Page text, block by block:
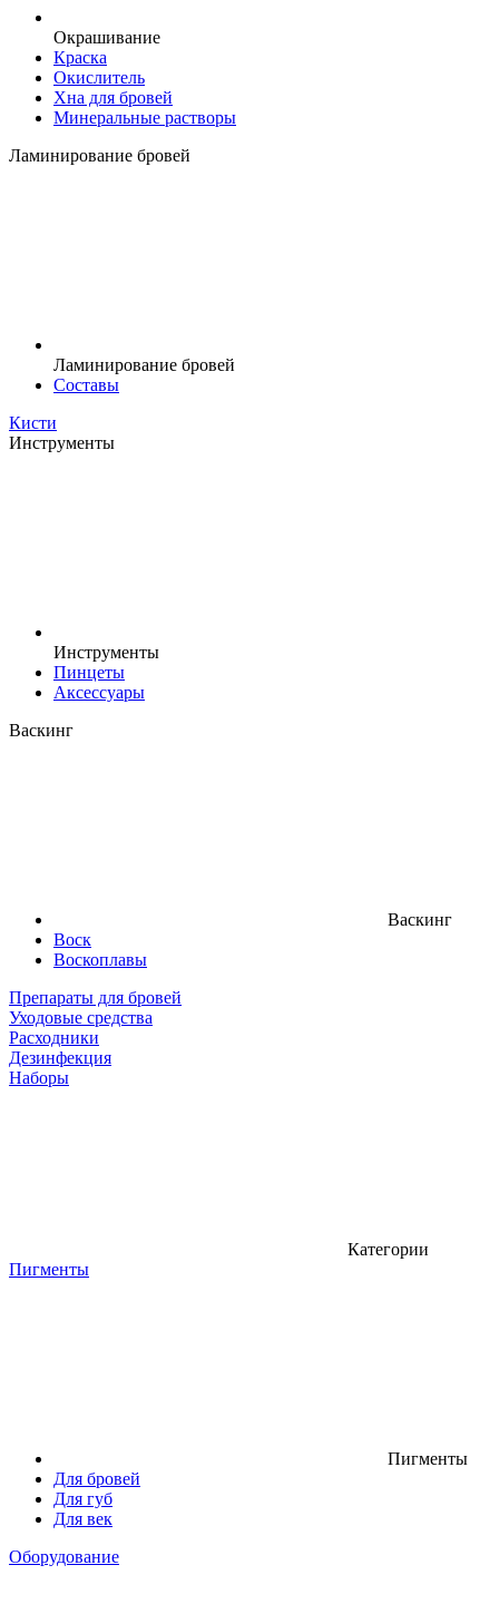
Окрашивание
Краска
Окислитель
Хна для бровей
Минеральные растворы
Ламинирование бровей
Ламинирование бровей
Составы
Кисти
Инструменты
Инструменты
Пинцеты
Аксессуары
Васкинг
Васкинг
Воск
Воскоплавы
Препараты для бровей
Уходовые средства
Расходники
Дезинфекция
Наборы
Категории
Пигменты
Пигменты
Для бровей
Для губ
Для век
Оборудование